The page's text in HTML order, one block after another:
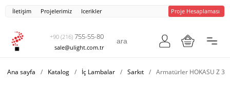
İletişim Projelerimiz Icerikler Proje Hesaplaması
+90 (216) 755-55-80
sale@ulight.com.tr
Ana sayfa / Katalog / İç Lambalar / Sarkıt / Armatürler HOKASU Z